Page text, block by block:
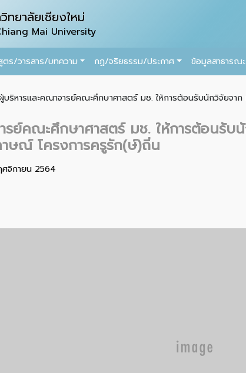
ยาลัยเชียงใหม่
Mai University
ร/วารสาร/บทความ กฏ/จริยธรรม/ประกาศ ข้อมูลสาธารณะ
บริหารและคณาจารย์คณะศึกษาศาสตร์ มช. ให้การต้อนรับนักวิจัยจาก
รย์คณะศึกษาศาสตร์ มช. ให้การต้อนรับ
าษณ์ โครงการครูรัก(ษ์)ถิ่น
ศจิกายน 2564